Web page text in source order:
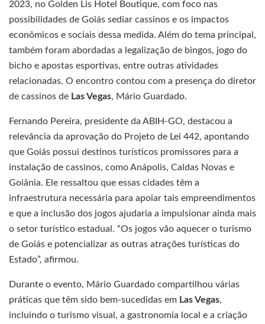
2023, no Golden Lis Hotel Boutique, com foco nas
possibilidades de Goiás sediar cassinos e os impactos
econômicos e sociais dessa medida. Além do tema principal,
também foram abordadas a legalização de bingos, jogo do
bicho e apostas esportivas, entre outras atividades
relacionadas. O encontro contou com a presença do diretor
de cassinos de Las Vegas, Mário Guardado.
Fernando Pereira, presidente da ABIH-GO, destacou a
relevância da aprovação do Projeto de Lei 442, apontando
que Goiás possui destinos turísticos promissores para a
instalação de cassinos, como Anápolis, Caldas Novas e
Goiânia. Ele ressaltou que essas cidades têm a
infraestrutura necessária para apoiar tais empreendimentos
e que a inclusão dos jogos ajudaria a impulsionar ainda mais
o setor turístico estadual. “Os jogos vão aquecer o turismo
de Goiás e potencializar as outras atrações turísticas do
Estado”, afirmou.
Durante o evento, Mário Guardado compartilhou várias
práticas que têm sido bem-sucedidas em Las Vegas,
incluindo o turismo visual, a gastronomia local e a criação